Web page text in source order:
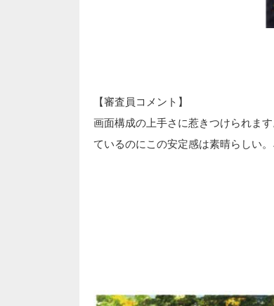
【審査員コメント】
画面構成の上手さに惹きつけられま
ているのにこの安定感は素晴らしい